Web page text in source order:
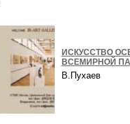
ИСКУССТВО
ВСЕМИРНОЙ
В.Пухаев